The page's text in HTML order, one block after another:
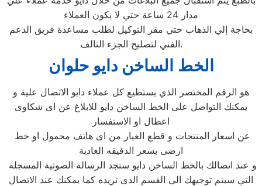
مدار 24 ساعة حتي لا يكون العملاء
بحاجة إلي الذهاب حتي مقر التوكيل لطلب مساعدة فريق الدعم
الفني لتصليح الجزء التالف.
الخط الساخن دايو حلوان
هو الرقم المختصر الذي يستطيع كل عملاء دايو الاتصال علية و
يمكنك التواصل على الخط الساخن دايو للابلاغ عن اى شكاوى
اعطال او الاستفسار
ارضى بسعر الدقيقه العادية
التي سيتم توجيهك الى القسم الذى تريده كما يمكنك عند الاتصال